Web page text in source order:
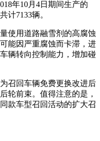
年10月4日期间生产的
计7133辆。
用道路融雪剂的高腐蚀
能因严重腐蚀而卡滞，进
辆转向控制能力，增加碰
回车辆免费更换改进后
轮前束。值得注意的是，
款车型召回活动的扩大召